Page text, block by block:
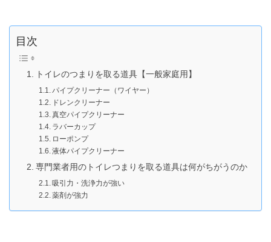
目次
トイレのつまりを取る道具【一般家庭用】
パイプクリーナー（ワイヤー）
ドレンクリーナー
真空パイプクリーナー
ラバーカップ
ローポンプ
液体パイプクリーナー
専門業者用のトイレつまりを取る道具は何がちがうのか
吸引力・洗浄力が強い
薬剤が強力